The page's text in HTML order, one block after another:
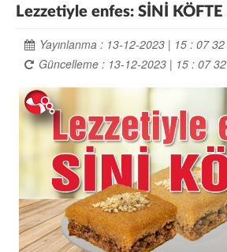
Lezzetiyle enfes: SİNİ KÖFTE
Yayınlanma : 13-12-2023 | 15 : 07 32
Güncelleme : 13-12-2023 | 15 : 07 32